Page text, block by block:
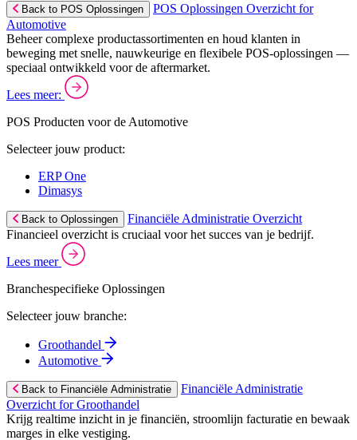
Back to POS Oplossingen
POS Oplossingen Overzicht for
Automotive
Beheer complexe productassortimenten en houd klanten in
beweging met snelle, nauwkeurige en flexibele POS-oplossingen —
speciaal ontwikkeld voor de aftermarket.
Lees meer:
POS Producten voor de Automotive
Selecteer jouw product:
ERP One
Dimasys
Back to Oplossingen
Financiële Administratie Overzicht
Financieel overzicht is cruciaal voor het succes van je bedrijf.
Lees meer
Branchespecifieke Oplossingen
Selecteer jouw branche:
Groothandel
Automotive
Back to Financiële Administratie
Financiële Administratie
Overzicht for Groothandel
Krijg realtime inzicht in je financiën, stroomlijn facturatie en bewaak
marges in elke vestiging.